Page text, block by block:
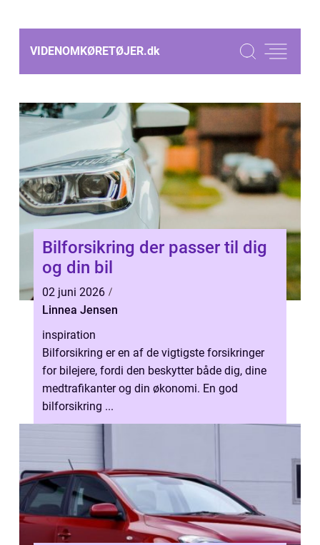
VIDENOMKØRETØJER.dk
Bilforsikring der passer til dig
og din bil
02 juni 2026
Linnea Jensen
inspiration
Bilforsikring er en af de vigtigste forsikringer
for bilejere, fordi den beskytter både dig, dine
medtrafikanter og din økonomi. En god
bilforsikring ...